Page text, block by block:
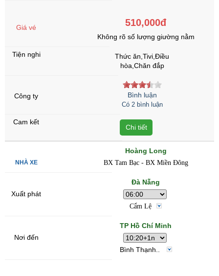
510,000đ
Không rõ số lượng giường nằm
Thức ăn,Tivi,Điều
hòa,Chăn đắp
Bình luận
Có 2 bình luận
Chi tiết
Hoàng Long
BX Tam Bạc - BX Miền Đông
Đà Nẵng
Cẩm Lệ
TP Hồ Chí Minh
Bình Thạnh..